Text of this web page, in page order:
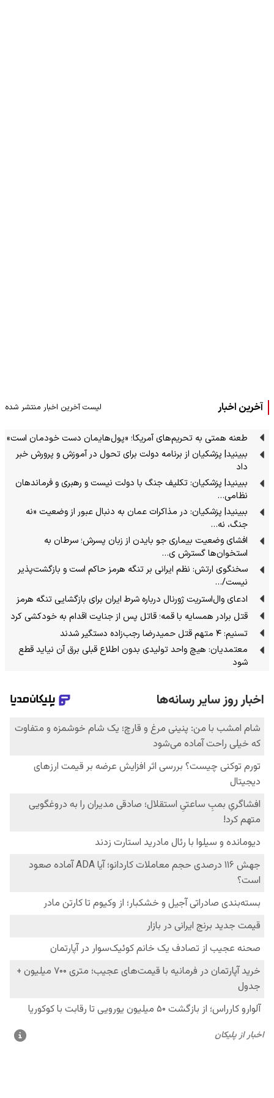
آخرین اخبار لیست آخرین اخبار منتشر شده
طعنه همتی به تحریم‌های آمریکا؛ «پول‌هایمان دست خودمان است»
ببینید| پزشکیان از برنامه دولت برای تحول در آموزش و پرورش خبر
داد
ببینید| پزشکیان: تکلیف جنگ با دولت نیست و رهبری و فرماندهان
نظامی…
ببینید| پزشکیان: در مذاکرات عمان به دنبال عبور از وضعیت «نه
جنگ، نه…
افشای وضعیت بیماری جو بایدن از زبان پسرش؛ سرطان به
استخوان‌ها گسترش ی…
سخنگوی ارتش: نظم ایرانی بر تنگه هرمز حاکم است و بازگشت‌پذیر
نیست/…
ادعای وال‌استریت ژورنال درباره شرط ایران برای بازگشایی تنگه هرمز
قتل برادر همسایه با قمه؛ قاتل پس از جنایت اقدام به خودکشی کرد
تسنیم: ۴ متهم قتل حمیدرضا رجب‌زاده دستگیر شدند
معتمدیان: هیچ واحد تولیدی بدون اطلاع قبلی برق آن نیاید قطع
شود